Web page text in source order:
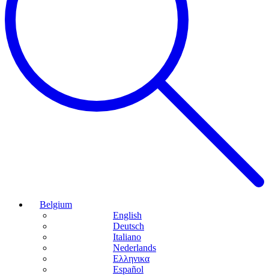
Belgium
English
Deutsch
Italiano
Nederlands
Ελληνικα
Español